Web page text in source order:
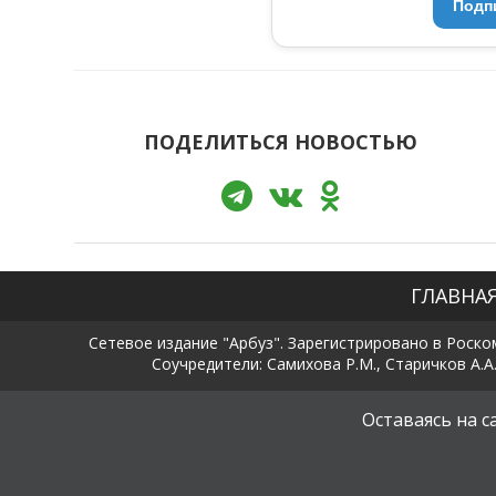
ПОДЕЛИТЬСЯ НОВОСТЬЮ
Сетевое издание "Арбуз". Зарегистрировано в
Соучредители: Самихова Р.М., Старичков
Оставаясь на